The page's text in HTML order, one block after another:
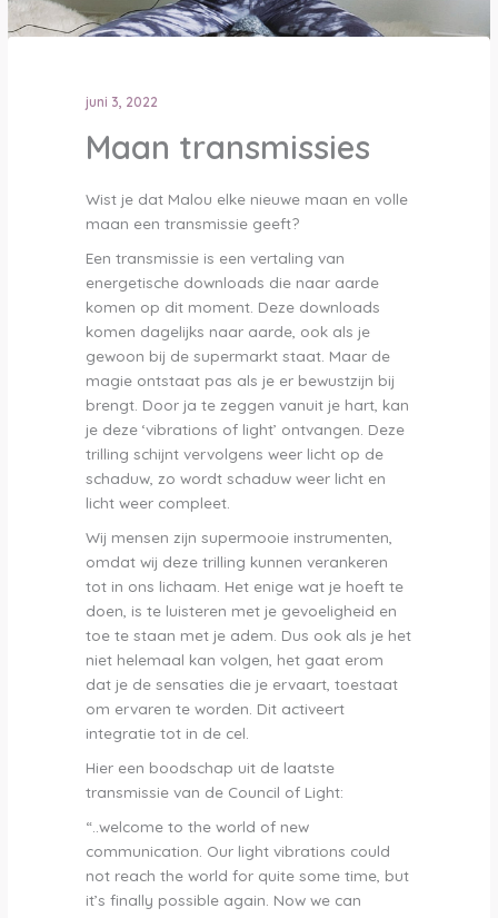
juni 3, 2022
Maan transmissies
Wist je dat Malou elke nieuwe maan en volle
maan een transmissie geeft?
Een transmissie is een vertaling van
energetische downloads die naar aarde
komen op dit moment. Deze downloads
komen dagelijks naar aarde, ook als je
gewoon bij de supermarkt staat. Maar de
magie ontstaat pas als je er bewustzijn bij
brengt. Door ja te zeggen vanuit je hart, kan
je deze ‘vibrations of light’ ontvangen. Deze
trilling schijnt vervolgens weer licht op de
schaduw, zo wordt schaduw weer licht en
licht weer compleet.
Wij mensen zijn supermooie instrumenten,
omdat wij deze trilling kunnen verankeren
tot in ons lichaam. Het enige wat je hoeft te
doen, is te luisteren met je gevoeligheid en
toe te staan met je adem. Dus ook als je het
niet helemaal kan volgen, het gaat erom
dat je de sensaties die je ervaart, toestaat
om ervaren te worden. Dit activeert
integratie tot in de cel.
Hier een boodschap uit de laatste
transmissie van de Council of Light:
“..welcome to the world of new
communication. Our light vibrations could
not reach the world for quite some time, but
it’s finally possible again. Now we can